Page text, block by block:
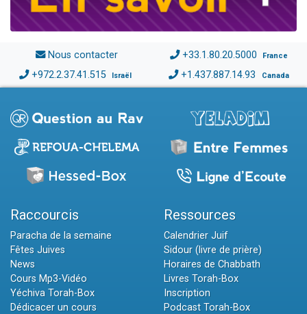
Nous contacter +33.1.80.20.5000 France
+972.2.37.41.515 Israël +1.437.887.14.93 Canada
Raccourcis
Paracha de la semaine
Fêtes Juives
News
Cours Mp3-Vidéo
Yéchiva Torah-Box
Dédicacer un cours
Ressources
Calendrier Juif
Sidour (livre de prière)
Horaires de Chabbath
Livres Torah-Box
Inscription
Podcast Torah-Box